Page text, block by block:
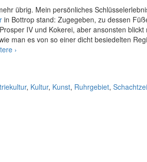
übrig. Mein persönliches
in Bottrop stand: Zugegeben, zu dessen
IV und Kokerei, aber ansonsten
man es von so einer dicht besiedelten
SchachtZeichen
›
, Kultur, Kunst, Ruhrgebiet,